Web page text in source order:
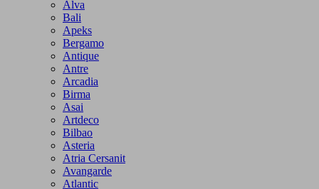
Alva
Bali
Apeks
Bergamo
Antique
Antre
Arcadia
Birma
Asai
Artdeco
Bilbao
Asteria
Atria Cersanit
Avangarde
Atlantic